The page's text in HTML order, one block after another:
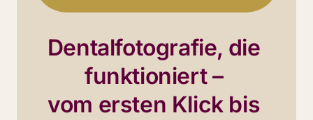
Dentalfotografie, die
funktioniert –
vom ersten Klick bis